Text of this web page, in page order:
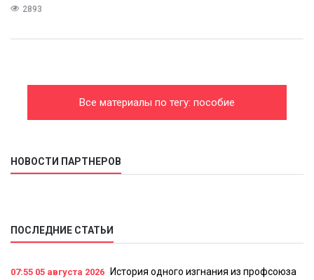
2893
Все материалы по тегу: пособие
НОВОСТИ ПАРТНЕРОВ
ПОСЛЕДНИЕ СТАТЬИ
07:55 05 августа 2026 История одного изгнания из профсоюза